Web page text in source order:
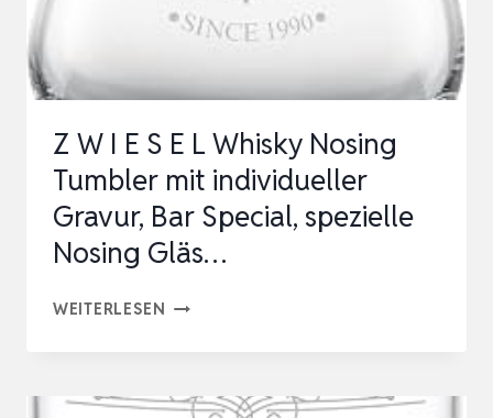
PERSONALISIERT
GRAVIERT…
Z W I E S E L Whisky Nosing
Tumbler mit individueller
Gravur, Bar Special, spezielle
Nosing Gläs…
WEITERLESEN Z
E